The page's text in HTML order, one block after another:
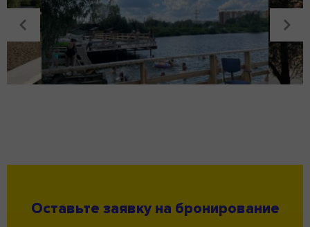
Оставьте заявку на бронирование